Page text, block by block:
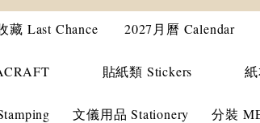
藏 Last Chance 2027月曆 Calendar
貼紙類 Stickers
文儀用品 Stationery 分裝